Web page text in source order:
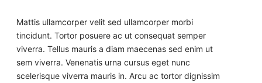
Mattis ullamcorper velit sed ullamcorper morbi
tincidunt. Tortor posuere ac ut consequat semper
viverra. Tellus mauris a diam maecenas sed enim ut
sem viverra. Venenatis urna cursus eget nunc
scelerisque viverra mauris in. Arcu ac tortor dignissim